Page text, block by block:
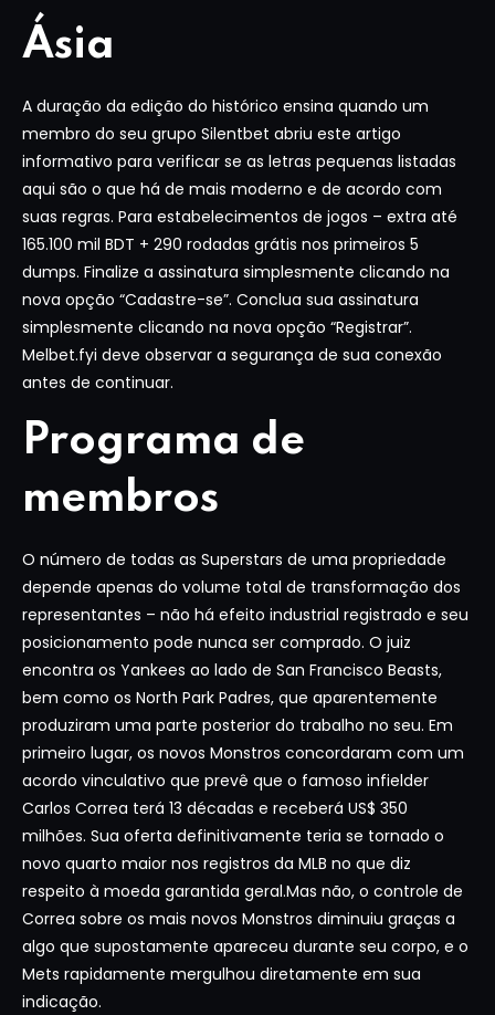
Ásia
A duração da edição do histórico ensina quando um
membro do seu grupo Silentbet abriu este artigo
informativo para verificar se as letras pequenas listadas
aqui são o que há de mais moderno e de acordo com
suas regras. Para estabelecimentos de jogos – extra até
165.100 mil BDT + 290 rodadas grátis nos primeiros 5
dumps. Finalize a assinatura simplesmente clicando na
nova opção “Cadastre-se”. Conclua sua assinatura
simplesmente clicando na nova opção “Registrar”.
Melbet.fyi deve observar a segurança de sua conexão
antes de continuar.
Programa de
membros
O número de todas as Superstars de uma propriedade
depende apenas do volume total de transformação dos
representantes – não há efeito industrial registrado e seu
posicionamento pode nunca ser comprado. O juiz
encontra os Yankees ao lado de San Francisco Beasts,
bem como os North Park Padres, que aparentemente
produziram uma parte posterior do trabalho no seu. Em
primeiro lugar, os novos Monstros concordaram com um
acordo vinculativo que prevê que o famoso infielder
Carlos Correa terá 13 décadas e receberá US$ 350
milhões. Sua oferta definitivamente teria se tornado o
novo quarto maior nos registros da MLB no que diz
respeito à moeda garantida geral.Mas não, o controle de
Correa sobre os mais novos Monstros diminuiu graças a
algo que supostamente apareceu durante seu corpo, e o
Mets rapidamente mergulhou diretamente em sua
indicação.